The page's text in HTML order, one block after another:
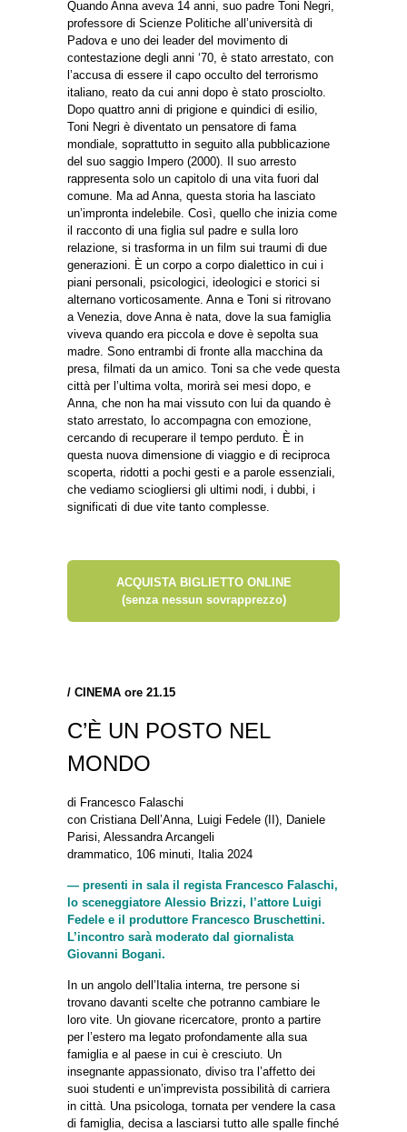
Quando Anna aveva 14 anni, suo padre Toni Negri,
professore di Scienze Politiche all’università di
Padova e uno dei leader del movimento di
contestazione degli anni ‘70, è stato arrestato, con
l’accusa di essere il capo occulto del terrorismo
italiano, reato da cui anni dopo è stato prosciolto.
Dopo quattro anni di prigione e quindici di esilio,
Toni Negri è diventato un pensatore di fama
mondiale, soprattutto in seguito alla pubblicazione
del suo saggio Impero (2000). Il suo arresto
rappresenta solo un capitolo di una vita fuori dal
comune. Ma ad Anna, questa storia ha lasciato
un’impronta indelebile. Così, quello che inizia come
il racconto di una figlia sul padre e sulla loro
relazione, si trasforma in un film sui traumi di due
generazioni. È un corpo a corpo dialettico in cui i
piani personali, psicologici, ideologici e storici si
alternano vorticosamente. Anna e Toni si ritrovano
a Venezia, dove Anna è nata, dove la sua famiglia
viveva quando era piccola e dove è sepolta sua
madre. Sono entrambi di fronte alla macchina da
presa, filmati da un amico. Toni sa che vede questa
città per l’ultima volta, morirà sei mesi dopo, e
Anna, che non ha mai vissuto con lui da quando è
stato arrestato, lo accompagna con emozione,
cercando di recuperare il tempo perduto. È in
questa nuova dimensione di viaggio e di reciproca
scoperta, ridotti a pochi gesti e a parole essenziali,
che vediamo sciogliersi gli ultimi nodi, i dubbi, i
significati di due vite tanto complesse.
ACQUISTA BIGLIETTO ONLINE
(senza nessun sovrapprezzo)
/ CINEMA ore 21.15
C’È UN POSTO NEL
MONDO
di Francesco Falaschi
con Cristiana Dell’Anna, Luigi Fedele (II), Daniele
Parisi, Alessandra Arcangeli
drammatico, 106 minuti, Italia 2024
— presenti in sala il regista Francesco Falaschi,
lo sceneggiatore Alessio Brizzi, l’attore Luigi
Fedele e il produttore Francesco Bruschettini.
L’incontro sarà moderato dal giornalista
Giovanni Bogani.
In un angolo dell’Italia interna, tre persone si
trovano davanti scelte che potranno cambiare le
loro vite. Un giovane ricercatore, pronto a partire
per l’estero ma legato profondamente alla sua
famiglia e al paese in cui è cresciuto. Un
insegnante appassionato, diviso tra l’affetto dei
suoi studenti e un’imprevista possibilità di carriera
in città. Una psicologa, tornata per vendere la casa
di famiglia, decisa a lasciarsi tutto alle spalle finché